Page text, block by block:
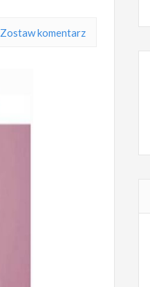
Zostaw komentarz